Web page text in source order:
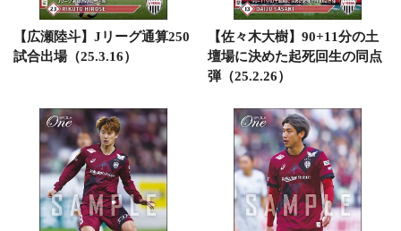
【広瀬陸斗】Jリーグ通算250
試合出場（25.3.16）
【佐々木大樹】90+11分の土
壇場に決めた起死回生の同点
弾（25.2.26）